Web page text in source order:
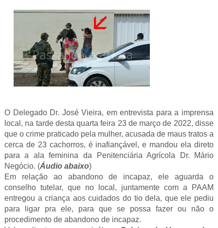
O Delegado Dr. José Vieira, em entrevista para a imprensa
local, na tarde desta quarta feira 23 de março de 2022, disse
que o crime praticado pela mulher, acusada de maus tratos a
cerca de 23 cachorros, é inafiançável, e mandou ela direto
para a ala feminina da Penitenciária Agrícola Dr. Mário
Negócio. (Áudio abaixo)
Em relação ao abandono de incapaz, ele aguarda o
conselho tutelar, que no local, juntamente com a PAAM
entregou a criança aos cuidados do tio dela, que ele pediu
para ligar pra ele, para que se possa fazer ou não o
procedimento de abandono de incapaz.